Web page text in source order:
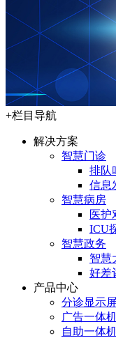
+栏目导航
解决方案
智慧门诊
排队
信息
智慧病房
医护
ICU
智慧政务
智慧
好差
产品中心
分诊显示
广告一体
自助一体